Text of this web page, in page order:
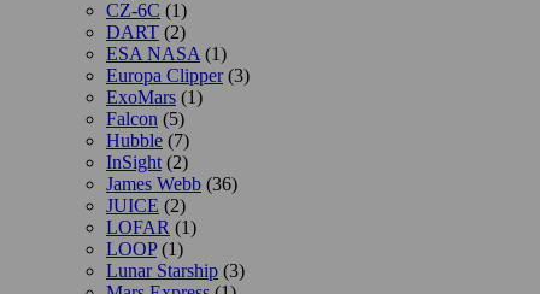
CZ-6C (1)
DART (2)
ESA NASA (1)
Europa Clipper(3)
ExoMars (1)
Falcon (5)
Hubble (7)
InSight (2)
James Webb (36)
JUICE (2)
LOFAR (1)
LOOP(1)
Lunar Starship (3)